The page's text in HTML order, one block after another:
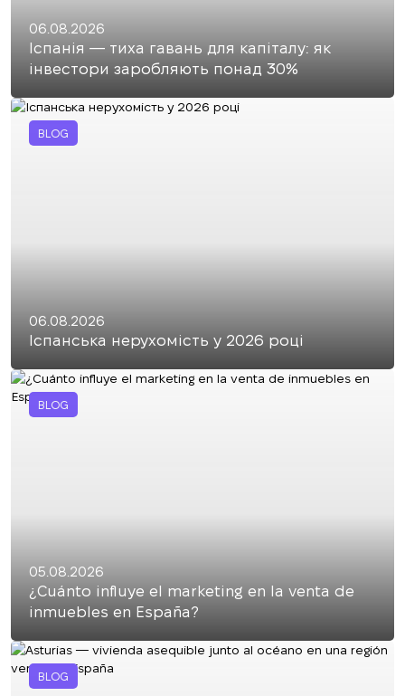
06.08.2026
Іспанія — тиха гавань для капіталу: як
інвестори заробляють понад 30%
BLOG
06.08.2026
Іспанська нерухомість у 2026 році
BLOG
05.08.2026
¿Cuánto influye el marketing en la venta de
inmuebles en España?
BLOG